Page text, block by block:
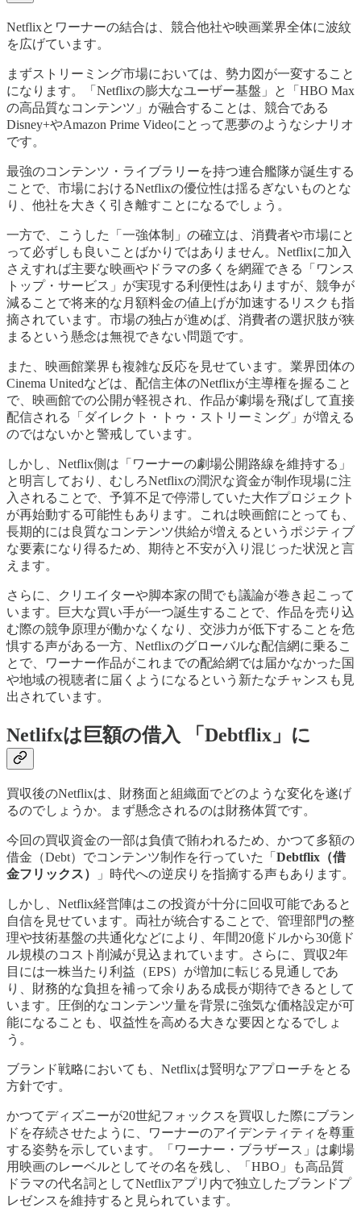
Netflixとワーナーの結合は、競合他社や映画業界全体に波紋
を広げています。
まずストリーミング市場においては、勢力図が一変すること
になります。「Netflixの膨大なユーザー基盤」と「HBO Max
の高品質なコンテンツ」が融合することは、競合である
Disney+やAmazon Prime Videoにとって悪夢のようなシナリオ
です。
最強のコンテンツ・ライブラリーを持つ連合艦隊が誕生する
ことで、市場におけるNetflixの優位性は揺るぎないものとな
り、他社を大きく引き離すことになるでしょう。
一方で、こうした「一強体制」の確立は、消費者や市場にと
って必ずしも良いことばかりではありません。Netflixに加入
さえすれば主要な映画やドラマの多くを網羅できる「ワンス
トップ・サービス」が実現する利便性はありますが、競争が
減ることで将来的な月額料金の値上げが加速するリスクも指
摘されています。市場の独占が進めば、消費者の選択肢が狭
まるという懸念は無視できない問題です。
また、映画館業界も複雑な反応を見せています。業界団体の
Cinema Unitedなどは、配信主体のNetflixが主導権を握ること
で、映画館での公開が軽視され、作品が劇場を飛ばして直接
配信される「ダイレクト・トゥ・ストリーミング」が増える
のではないかと警戒しています。
しかし、Netflix側は「ワーナーの劇場公開路線を維持する」
と明言しており、むしろNetflixの潤沢な資金が制作現場に注
入されることで、予算不足で停滞していた大作プロジェクト
が再始動する可能性もあります。これは映画館にとっても、
長期的には良質なコンテンツ供給が増えるというポジティブ
な要素になり得るため、期待と不安が入り混じった状況と言
えます。
さらに、クリエイターや脚本家の間でも議論が巻き起こって
います。巨大な買い手が一つ誕生することで、作品を売り込
む際の競争原理が働かなくなり、交渉力が低下することを危
惧する声がある一方、Netflixのグローバルな配信網に乗るこ
とで、ワーナー作品がこれまでの配給網では届かなかった国
や地域の視聴者に届くようになるという新たなチャンスも見
出されています。
Netlifxは巨額の借入 「Debtflix」に
買収後のNetflixは、財務面と組織面でどのような変化を遂げ
るのでしょうか。まず懸念されるのは財務体質です。
今回の買収資金の一部は負債で賄われるため、かつて多額の
借金（Debt）でコンテンツ制作を行っていた「 Debtflix（借
金フリックス）
」時代への逆戻りを指摘する声もあります。
しかし、Netflix経営陣はこの投資が十分に回収可能であると
自信を見せています。両社が統合することで、管理部門の整
理や技術基盤の共通化などにより、年間20億ドルから30億ド
ル規模のコスト削減が見込まれています。さらに、買収2年
目には一株当たり利益（EPS）が増加に転じる見通しであ
り、財務的な負担を補って余りある成長が期待できるとして
います。圧倒的なコンテンツ量を背景に強気な価格設定が可
能になることも、収益性を高める大きな要因となるでしょ
う。
ブランド戦略においても、Netflixは賢明なアプローチをとる
方針です。
かつてディズニーが20世紀フォックスを買収した際にブラン
ドを存続させたように、ワーナーのアイデンティティを尊重
する姿勢を示しています。「ワーナー・ブラザース」は劇場
用映画のレーベルとしてその名を残し、「HBO」も高品質
ドラマの代名詞としてNetflixアプリ内で独立したブランドプ
レゼンスを維持すると見られています。